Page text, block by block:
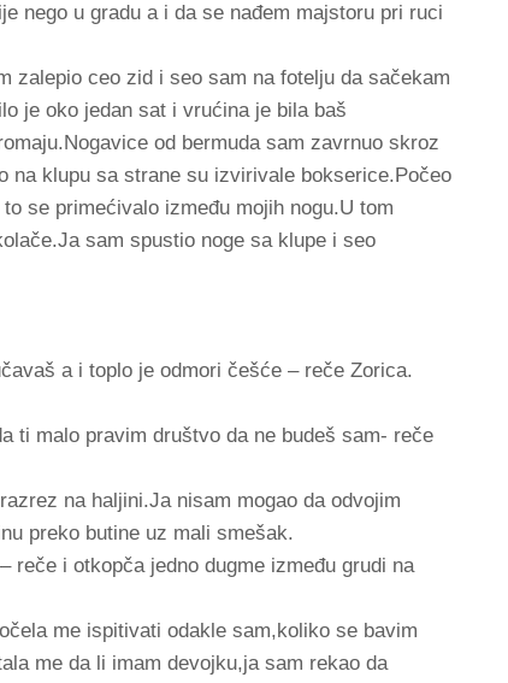
nego u gradu a i da se nađem majstoru pri ruci
zalepio ceo zid i seo sam na fotelju da sačekam
je oko jedan sat i vrućina je bila baš
od bermuda sam zavrnuo skroz
na klupu sa strane su izvirivale bokserice.Počeo
se primećivalo između mojih nogu.U tom
sam spustio noge sa klupe i seo
a i toplo je odmori češće – reče Zorica.
ti malo pravim društvo da ne budeš sam- reče
na haljini.Ja nisam mogao da odvojim
preko butine uz mali smešak.
reče i otkopča jedno dugme između grudi na
me ispitivati odakle sam,koliko se bavim
me da li imam devojku,ja sam rekao da